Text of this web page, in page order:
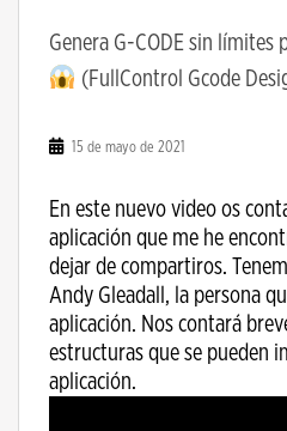
Genera G-CODE sin límites
(FullControl Gcode
15 de mayo de 2021
En este nuevo video os
aplicación que me he
dejar de compartiros.
Andy Gleadall, la persona
aplicación. Nos contará
estructuras que se pueden
aplicación.